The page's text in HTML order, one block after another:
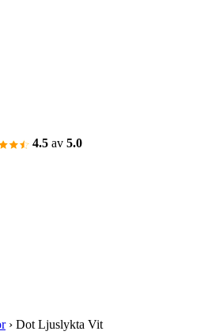
4.5 av 5.0
› Dot Ljuslykta Vit